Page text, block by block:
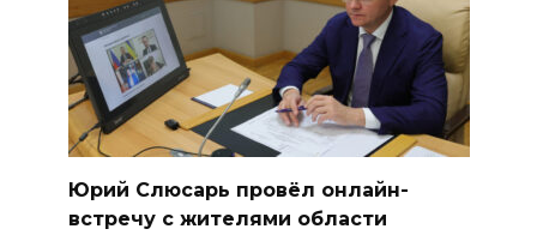
Юрий Слюсарь провёл онлайн-
встречу с жителями области